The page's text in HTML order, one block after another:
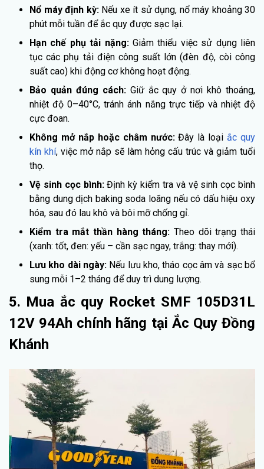
Nổ máy định kỳ: Nếu xe ít sử dụng, nổ máy khoảng 30
phút mỗi tuần để ắc quy được sạc lại.
Hạn chế phụ tải nặng: Giảm thiểu việc sử dụng liên
tục các phụ tải điện công suất lớn (đèn độ, còi công
suất cao) khi động cơ không hoạt động.
Bảo quản đúng cách: Giữ ắc quy ở nơi khô thoáng,
nhiệt độ 0–40°C, tránh ánh nắng trực tiếp và nhiệt độ
cực đoan.
Không mở nắp hoặc châm nước:Đây là loại ắc quy
kín khí, việc mở nắp sẽ làm hỏng cấu trúc và giảm tuổi
thọ.
Vệ sinh cọc bình:Định kỳ kiểm tra và vệ sinh cọc bình
bằng dung dịch baking soda loãng nếu có dấu hiệu oxy
hóa, sau đó lau khô và bôi mỡ chống gỉ.
Kiểm tra mắt thần hàng tháng: Theo dõi trạng thái
(xanh: tốt, đen: yếu – cần sạc ngay, trắng: thay mới).
Lưu kho dài ngày: Nếu lưu kho, tháo cọc âm và sạc bổ
sung mỗi 1–2 tháng để duy trì dung lượng.
5. Mua ắc quy Rocket SMF 105D31L
12V 94Ah chính hãng tại Ắc Quy Đồng
Khánh